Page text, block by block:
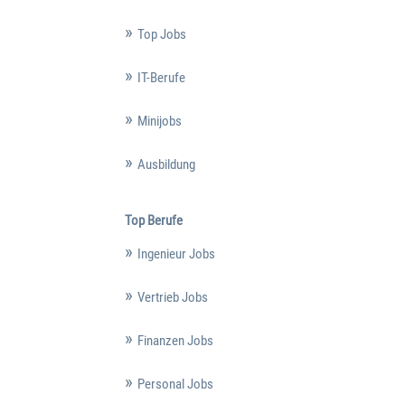
Top Jobs
IT-Berufe
Minijobs
Ausbildung
Top Berufe
Ingenieur Jobs
Vertrieb Jobs
Finanzen Jobs
Personal Jobs